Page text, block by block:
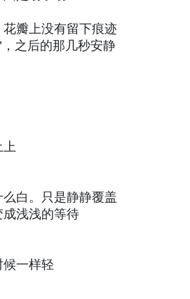
瓣上没有留下痕迹
之后的那几秒安静
上
白。只是静静覆盖
浅浅的等待
一样轻